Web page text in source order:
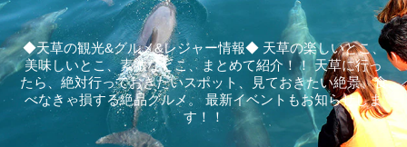
記事一覧
コンテンツ
◆天草の観光&グルメ&レジャー情報◆ 天草の楽しいとこ、
美味しいとこ、素敵なとこ、まとめて紹介！！ 天草に行っ
たら、絶対行っておきたいスポット、見ておきたい絶景、食
べなきゃ損する絶品グルメ。 最新イベントもお知らせしま
す！！